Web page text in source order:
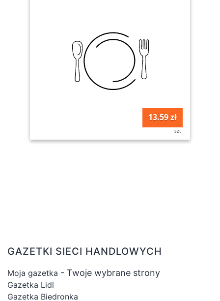
13.59 zł
szt
GAZETKI SIECI HANDLOWYCH
Moja gazetka - Twoje wybrane strony
Gazetka Lidl
Gazetka Biedronka